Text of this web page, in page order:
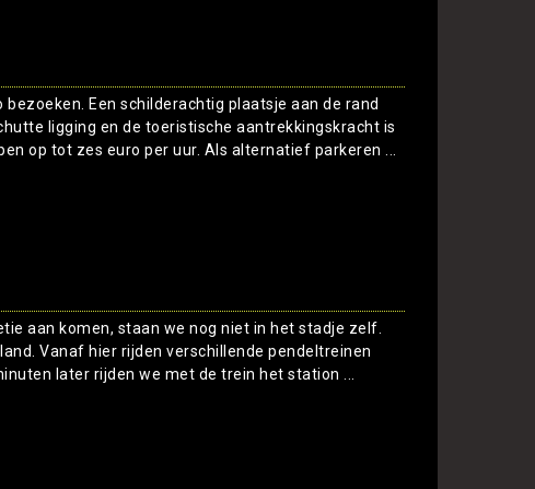
Een schilderachtig plaatsje aan de rand
ligging en de toeristische aantrekkingskracht is
op tot zes euro per uur. Als alternatief parkeren ...
aan komen, staan we nog niet in het stadje zelf.
Vanaf hier rijden verschillende pendeltreinen
later rijden we met de trein het station ...